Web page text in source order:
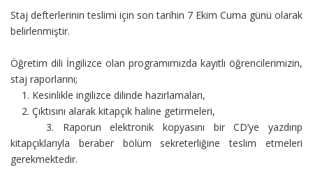
Staj defterlerinin teslimi için son tarihin 7 Ekim Cuma günü olarak
belirlenmiştir.
Öğretim dili İngilizce olan programımızda kayıtlı öğrencilerimizin,
staj raporlarını;
1. Kesinlikle ingilizce dilinde hazırlamaları,
2. Çıktısını alarak kitapçık haline getirmeleri,
3. Raporun elektronik kopyasını bir CD’ye yazdırıp
kitapçıklarıyla beraber bölüm sekreterliğine teslim etmeleri
gerekmektedir.